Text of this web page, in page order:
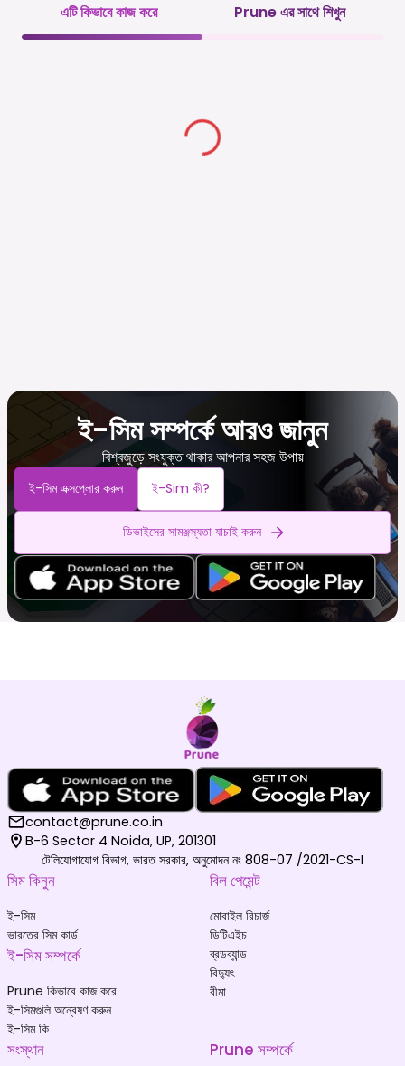
এটি কিভাবে কাজ করে Prune এর সাথে শিখুন
ই-সিম সম্পর্কে আরও জানুন
বিশ্বজুড়ে সংযুক্ত থাকার আপনার সহজ উপায়
ই-সিম এক্সপ্লোর করুন ই-Sim কী?
ডিভাইসের সামঞ্জস্যতা যাচাই করুন
contact@prune.co.in
B-6 Sector 4 Noida, UP, 201301
টেলিযোগাযোগ বিভাগ, ভারত সরকার, অনুমোদন নং 808-07 /2021-CS-I
সিম কিনুন
ই-সিম
ভারতের সিম কার্ড
ই-সিম সম্পর্কে
Prune কিভাবে কাজ করে
ই-সিমগুলি অন্বেষণ করুন
ই-সিম কি
বিল পেমেন্ট
মোবাইল রিচার্জ
ডিটিএইচ
ব্রডব্যান্ড
বিদ্যুৎ
বীমা
সংস্থান Prune সম্পর্কে